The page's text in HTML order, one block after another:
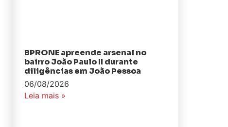
BPRONE apreende arsenal no
bairro João Paulo II durante
diligências em João Pessoa
06/08/2026
Leia mais »